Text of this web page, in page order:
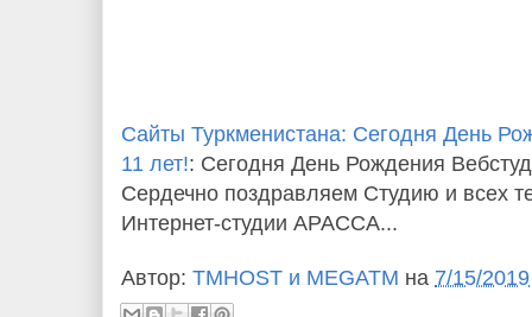
Сайты Туркменистана: Сегодня День
11 лет!: Сегодня День Рождения
Сердечно поздравляем Студию и всех
Интернет-студии АРАССА...
Автор: TMHOST и MEGATM на 7/15/2019